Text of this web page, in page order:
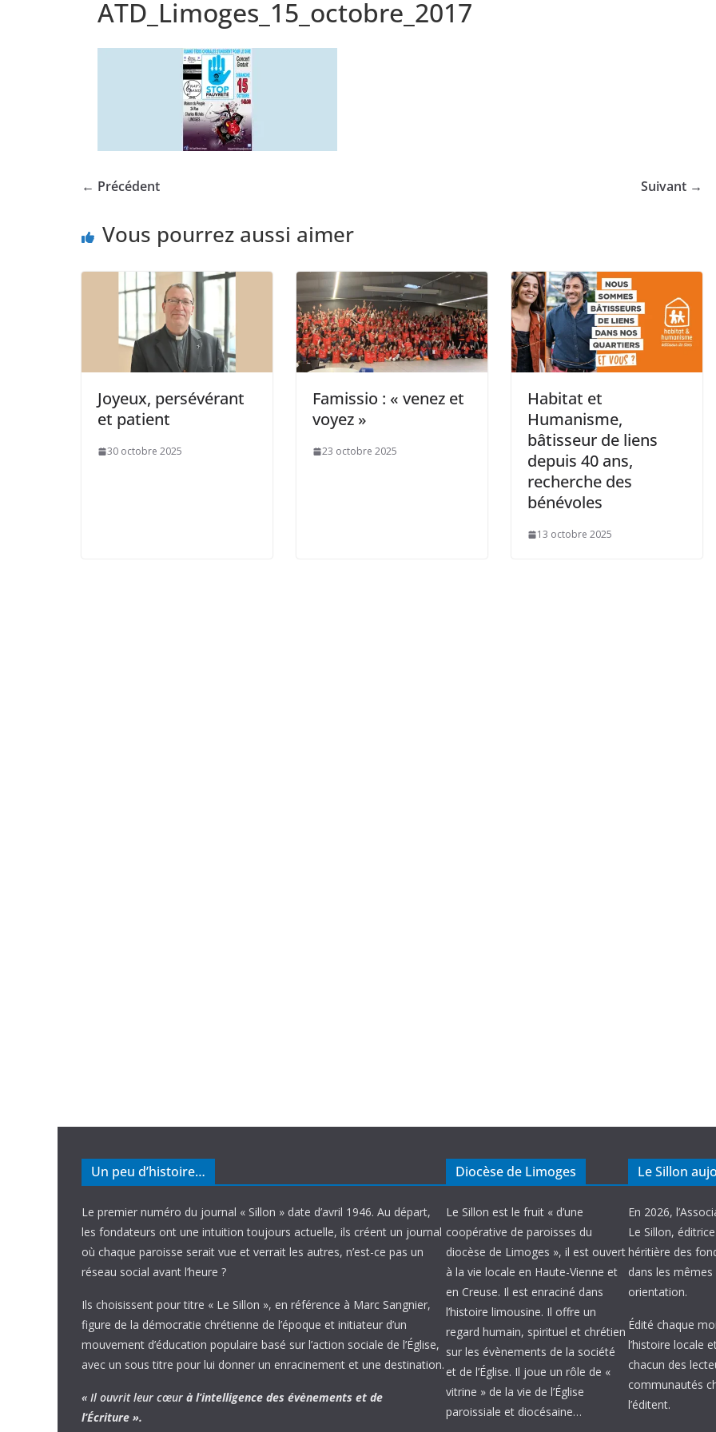
ATD_Limoges_15_octobre_2017
← Précédent Suivant →
Vous pourrez aussi aimer
Joyeux, persévérant
et patient
30 octobre 2025
Famissio : « venez et
voyez »
23 octobre 2025
Habitat et
Humanisme,
bâtisseur de liens
depuis 40 ans,
recherche des
bénévoles
13 octobre 2025
Un peu d’histoire…
Le premier numéro du journal « Sillon » date d’avril 1946. Au départ,
les fondateurs ont une intuition toujours actuelle, ils créent un journal
où chaque paroisse serait vue et verrait les autres, n’est-ce pas un
réseau social avant l’heure ?
Ils choisissent pour titre « Le Sillon », en référence à Marc Sangnier,
figure de la démocratie chrétienne de l’époque et initiateur d’un
mouvement d’éducation populaire basé sur l’action sociale de l’Église,
avec un sous titre pour lui donner un enracinement et une destination.
« Il ouvrit leur cœur à l’intelligence des évènements et de
l’Écriture ».
Diocèse de Limoges
Le Sillon est le fruit « d’une
coopérative de paroisses du
diocèse de Limoges », il est ouvert
à la vie locale en Haute-Vienne et
en Creuse. Il est enraciné dans
l’histoire limousine. Il offre un
regard humain, spirituel et chrétien
sur les évènements de la société
et de l’Église. Il joue un rôle de «
vitrine » de la vie de l’Église
paroissiale et diocésaine…
Le Sillon
En 2026,
Le Sillon,
héritière des
dans les
orientation.
Édité chaque
l’histoire locale
chacun des
communautés
l’éditent.